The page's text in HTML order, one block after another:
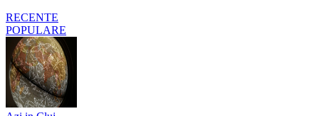
RECENTE
POPULARE